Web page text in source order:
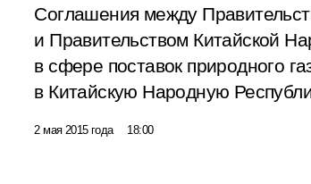
Соглашения между
и Правительством Китайской
в сфере поставок природного
в Китайскую Народную
2 мая 2015 года 18:00